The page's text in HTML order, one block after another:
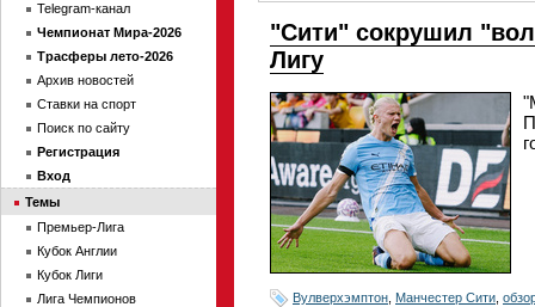
"Сити" сокрушил
Лигу
Вулверхэмптон Манчестер Сити
Telegram-канал
Чемпионат Мира-2026
Трасферы лето-2026
Архив новостей
Ставки на спорт
Поиск по сайту
Регистрация
Вход
Темы
Премьер-Лига
Кубок Англии
Кубок Лиги
Лига Чемпионов